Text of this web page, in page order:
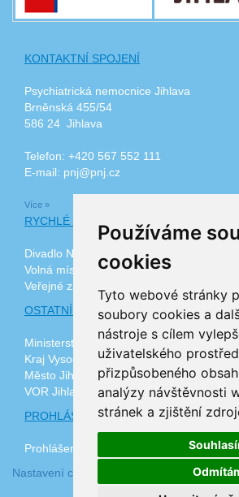
Používáme
cookies
Tyto webové stránky
soubory cookies a
nástroje s cílem
uživatelského
přizpůsobeného
analýzy návštěvnosti
stránek a zjištění
KONTAKTNÍ SPOJENÍ
Psychiatrická nemocnice Jihlava
Brněnská 455/54
586 24 Jihlava
Telefon: +420 567 552 111
E-mail: pnj@pnj.cz
Více »
RYCHLÉ ODKAZY
Divadlo Na Kopečku
Volná místa
Veřejné zakázky
OSTATNÍ ODKAZY
Ministerstvo zdravotnictví ČR
Kraj Vysočina
Město Jihlava
VOR Jihlava, z.ú.
PROHLÁŠENÍ O PŘÍSTUPNOSTI
Prohlášení o přístupnosti
Nastavení cookies